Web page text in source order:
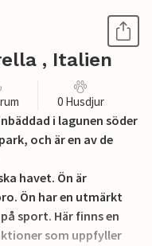
, Italien
0 Husdjur
i lagunen söder
och är en av de
havet. Ön är
Ön har en utmärkt
sport. Här finns en
som uppfyller